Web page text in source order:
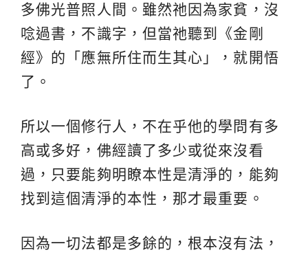
多佛光普照人間。雖然祂因為家貧，沒
唸過書，不識字，但當祂聽到《金剛
經》的「應無所住而生其心」，就開悟
了。
所以一個修行人，不在乎他的學問有多
高或多好，佛經讀了多少或從來沒看
過，只要能夠明瞭本性是清淨的，能夠
找到這個清淨的本性，那才最重要。
因為一切法都是多餘的，根本沒有法，